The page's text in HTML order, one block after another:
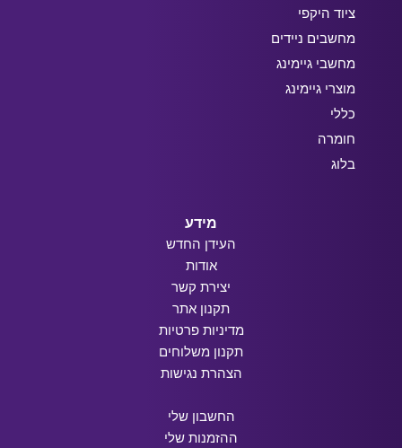
ציוד היקפי
מחשבים ניידים
מחשבי גיימינג
מוצרי גיימינג
כללי
חומרה
בלוג
מידע
העידן החדש
אודות
יצירת קשר
תקנון אתר
מדיניות פרטיות
תקנון משלוחים
הצהרת נגישות
החשבון שלי
ההזמנות שלי